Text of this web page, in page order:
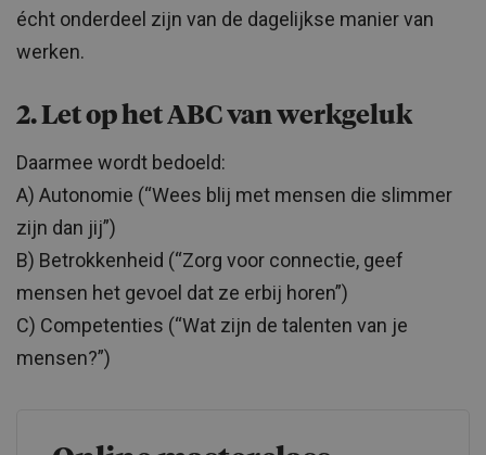
écht onderdeel zijn van de dagelijkse manier van
werken.
2. Let op het ABC van werkgeluk
Daarmee wordt bedoeld:
A) Autonomie (“Wees blij met mensen die slimmer
zijn dan jij”)
B) Betrokkenheid (“Zorg voor connectie, geef
mensen het gevoel dat ze erbij horen”)
C) Competenties (“Wat zijn de talenten van je
mensen?”)